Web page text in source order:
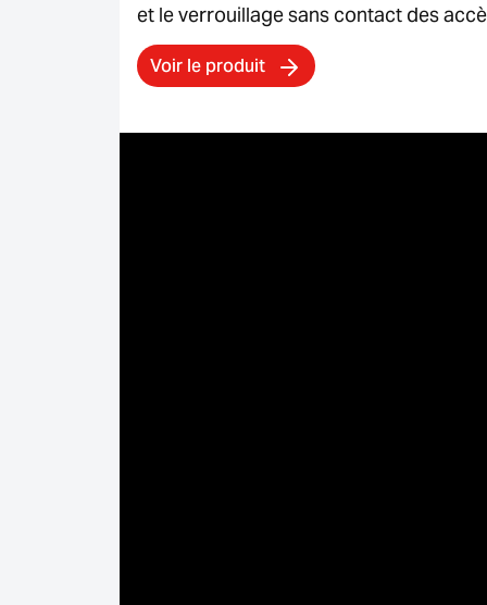
et le verrouillage sans contact des
Voir le produit